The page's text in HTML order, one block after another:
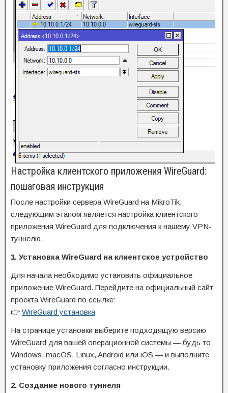
Настройка клиентского приложения WireGuard:
пошаговая инструкция
После настройки сервера WireGuard на MikroTik,
следующим этапом является настройка клиентского
приложения WireGuard для подключения к нашему VPN-
туннелю.
1. Установка WireGuard на клиентское устройство
Для начала необходимо установить официальное
приложение WireGuard. Перейдите на официальный сайт
проекта WireGuard по ссылке:
👉 WireGuard установка
На странице установки выберите подходящую версию
WireGuard для вашей операционной системы — будь то
Windows, macOS, Linux, Android или iOS — и выполните
установку приложения согласно инструкции.
2. Создание нового туннеля